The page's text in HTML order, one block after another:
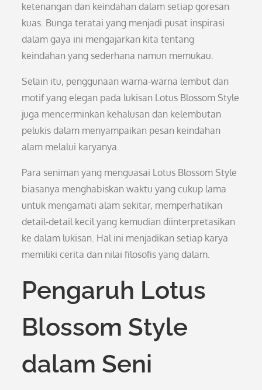
ketenangan dan keindahan dalam setiap goresan
kuas. Bunga teratai yang menjadi pusat inspirasi
dalam gaya ini mengajarkan kita tentang
keindahan yang sederhana namun memukau.
Selain itu, penggunaan warna-warna lembut dan
motif yang elegan pada lukisan Lotus Blossom Style
juga mencerminkan kehalusan dan kelembutan
pelukis dalam menyampaikan pesan keindahan
alam melalui karyanya.
Para seniman yang menguasai Lotus Blossom Style
biasanya menghabiskan waktu yang cukup lama
untuk mengamati alam sekitar, memperhatikan
detail-detail kecil yang kemudian diinterpretasikan
ke dalam lukisan. Hal ini menjadikan setiap karya
memiliki cerita dan nilai filosofis yang dalam.
Pengaruh Lotus
Blossom Style
dalam Seni